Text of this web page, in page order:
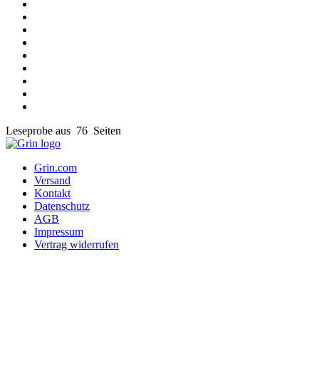
Leseprobe aus 76 Seiten
Grin.com
Versand
Kontakt
Datenschutz
AGB
Impressum
Vertrag widerrufen